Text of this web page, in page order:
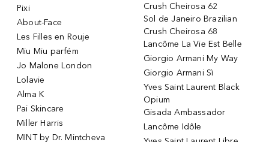
Pixi
About-Face
Les Filles en Rouje
Miu Miu parfém
Jo Malone London
Lolavie
Alma K
Pai Skincare
Miller Harris
MINT by Dr. Mintcheva
Crush Cheirosa 62
Sol de Janeiro Brazilian
Crush Cheirosa 68
Lancôme La Vie Est Belle
Giorgio Armani My Way
Giorgio Armani Sì
Yves Saint Laurent Black
Opium
Gisada Ambassador
Lancôme Idôle